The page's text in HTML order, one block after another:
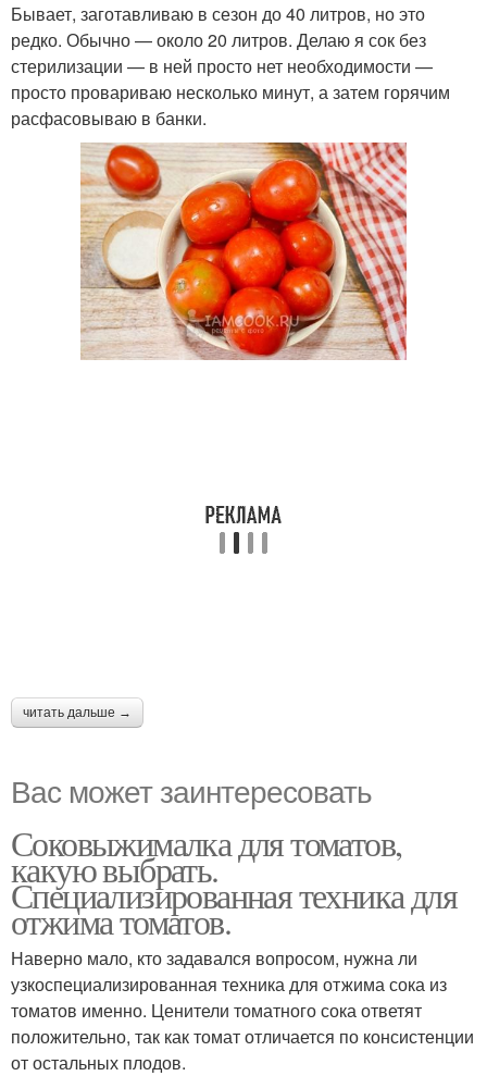
Бывает, заготавливаю в сезон до 40 литров, но это
редко. Обычно — около 20 литров. Делаю я сок без
стерилизации — в ней просто нет необходимости —
просто провариваю несколько минут, а затем горячим
расфасовываю в банки.
читать дальше →
Вас может заинтересовать
Соковыжималка для томатов,
какую выбрать.
Специализированная техника для
отжима томатов.
Наверно мало, кто задавался вопросом, нужна ли
узкоспециализированная техника для отжима сока из
томатов именно. Ценители томатного сока ответят
положительно, так как томат отличается по консистенции
от остальных плодов.